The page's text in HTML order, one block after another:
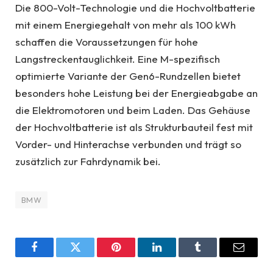
Die 800-Volt-Technologie und die Hochvoltbatterie
mit einem Energiegehalt von mehr als 100 kWh
schaffen die Voraussetzungen für hohe
Langstreckentauglichkeit. Eine M-spezifisch
optimierte Variante der Gen6-Rundzellen bietet
besonders hohe Leistung bei der Energieabgabe an
die Elektromotoren und beim Laden. Das Gehäuse
der Hochvoltbatterie ist als Strukturbauteil fest mit
Vorder- und Hinterachse verbunden und trägt so
zusätzlich zur Fahrdynamik bei.
BMW
FacebookTwitter Pinterest LinkedInTumblr Email